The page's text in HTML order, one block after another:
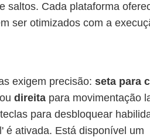
saltos. Cada plataforma
ser otimizados com a
exigem precisão: seta para
ou direita para movimentação
para desbloquear
é ativada. Está disponível um